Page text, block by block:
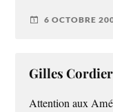
6 OCTOBRE
Gilles Cordier
Attention aux